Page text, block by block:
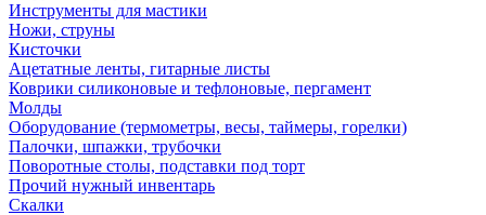
Инструменты для мастики
Ножи, струны
Кисточки
Ацетатные ленты, гитарные листы
Коврики силиконовые и тефлоновые, пергамент
Молды
Оборудование (термометры, весы, таймеры, горелки)
Палочки, шпажки, трубочки
Поворотные столы, подставки под торт
Прочий нужный инвентарь
Скалки